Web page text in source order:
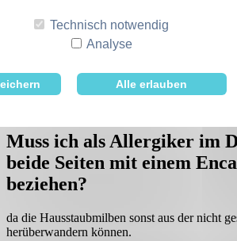
Muss ich die TAURO
ersten Wäsche auch bei
Da die Encasings nicht in einer sterilen
werden, ist es gerade für Allergiker
Muss ich als Allergiker im
beide Seiten mit einem
beziehen?
da die Hausstaubmilben sonst aus der nicht
herüberwandern können.
Technisch notwendig
Analyse
Alle erlauben